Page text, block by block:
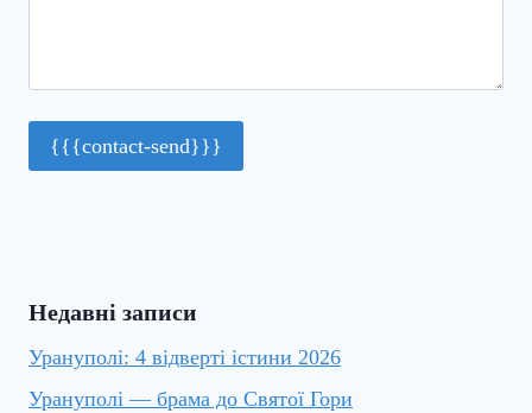
Недавні записи
Урануполі: 4 відверті істини 2026
Урануполі — брама до Святої Гори